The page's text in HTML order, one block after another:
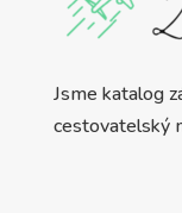
Jsme katalog
cestovatelský